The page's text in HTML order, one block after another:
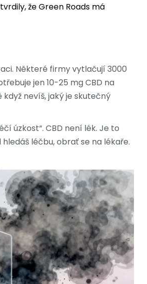
že Green Roads má
Některé firmy vytlačují 3000
jen 10-25 mg CBD na
nevíš, jaký je skutečný
úzkost“. CBD není lék. Je to
léčbu, obrať se na lékaře.